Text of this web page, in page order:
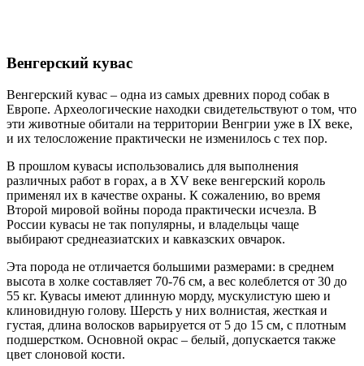
Венгерский кувас
Венгерский кувас – одна из самых древних пород собак в
Европе. Археологические находки свидетельствуют о том, что
эти животные обитали на территории Венгрии уже в IX веке,
и их телосложение практически не изменилось с тех пор.
В прошлом кувасы использовались для выполнения
различных работ в горах, а в XV веке венгерский король
применял их в качестве охраны. К сожалению, во время
Второй мировой войны порода практически исчезла. В
России кувасы не так популярны, и владельцы чаще
выбирают среднеазиатских и кавказских овчарок.
Эта порода не отличается большими размерами: в среднем
высота в холке составляет 70-76 см, а вес колеблется от 30 до
55 кг. Кувасы имеют длинную морду, мускулистую шею и
клиновидную голову. Шерсть у них волнистая, жесткая и
густая, длина волосков варьируется от 5 до 15 см, с плотным
подшерстком. Основной окрас – белый, допускается также
цвет слоновой кости.